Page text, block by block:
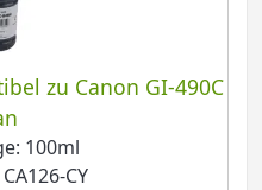
zu Canon GI-490C
100ml
CY